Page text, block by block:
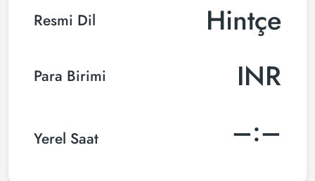
Resmi Dil Hintçe
Para Birimi INR
Yerel Saat –:–